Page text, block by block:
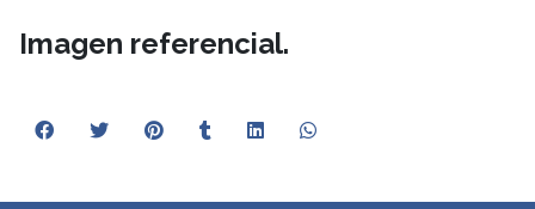
Imagen referencial.